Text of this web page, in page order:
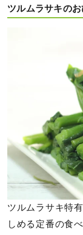
ツルムラサキの
ツルムラサキ特
しめる定番の食